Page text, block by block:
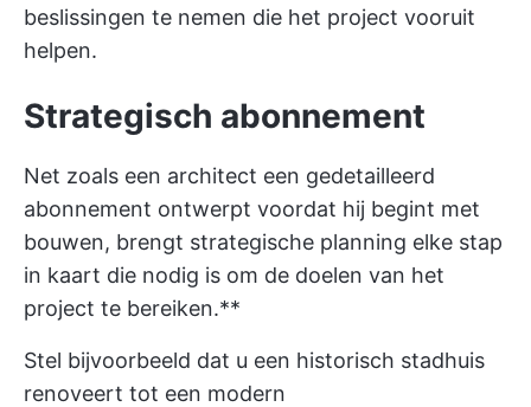
beslissingen te nemen die het project vooruit
helpen.
Strategisch abonnement
Net zoals een architect een gedetailleerd
abonnement ontwerpt voordat hij begint met
bouwen, brengt strategische planning elke stap
in kaart die nodig is om de doelen van het
project te bereiken.**
Stel bijvoorbeeld dat u een historisch stadhuis
renoveert tot een modern